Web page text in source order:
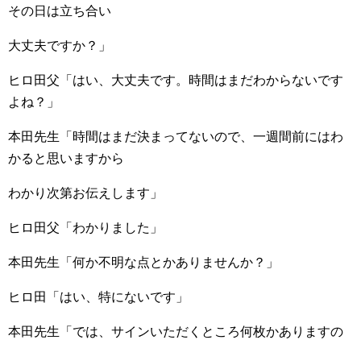
その日は立ち合い
大丈夫ですか？」
ヒロ田父「はい、大丈夫です。時間はまだわからないです
よね？」
本田先生「時間はまだ決まってないので、一週間前にはわ
かると思いますから
わかり次第お伝えします」
ヒロ田父「わかりました」
本田先生「何か不明な点とかありませんか？」
ヒロ田「はい、特にないです」
本田先生「では、サインいただくところ何枚かありますの